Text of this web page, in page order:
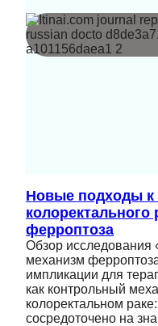
Новые подходы к
колоректального
ферроптоза
Обзор исследования
механизм
импликации для
как контрольный
колоректальном
сосредоточено на